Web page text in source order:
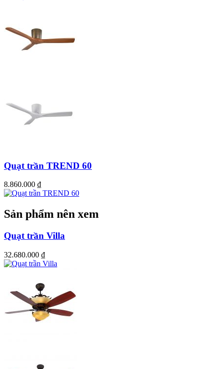
Quạt trần TREND 60
8.860.000 ₫
Sản phẩm nên xem
Quạt trần Villa
32.680.000 ₫